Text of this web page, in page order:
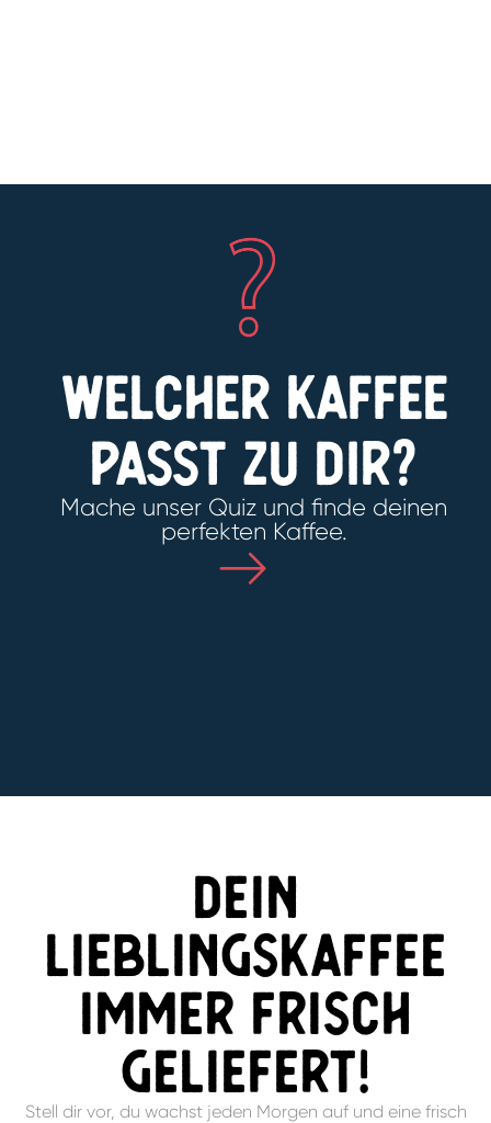
Welcher Kaffee
passt zu dir?
Mache unser Quiz und finde deinen
perfekten Kaffee.
Dein
Lieblingskaffee
immer frisch
geliefert!
Stell dir vor, du wachst jeden Morgen auf und eine frisch